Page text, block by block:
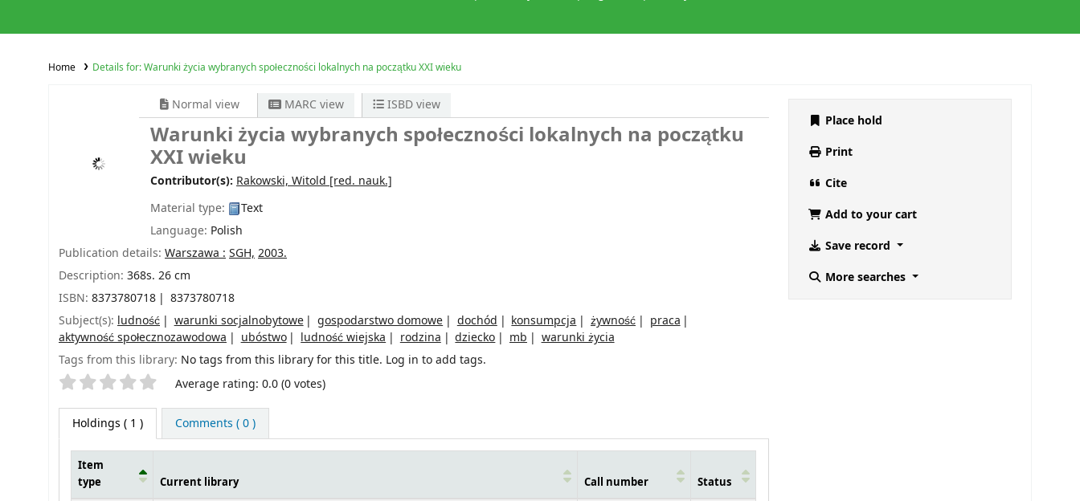
Home Details for:Warunki życia wybranych społeczności lokalnych na początku XXI wieku
Normal view MARC view ISBD view
Warunki życia wybranych społeczności lokalnych na początku
XXI wieku
Contributor(s): Rakowski, Witold [red. nauk.]
Material type:
Text
Language: Polish
Publication details: Warszawa : SGH, 2003.
Description: 368s. 26 cm
ISBN: 8373780718
8373780718
Subject(s): ludność warunki socjalnobytowe gospodarstwo domowe dochód konsumpcja żywność
praca
aktywność społecznozawodowa
ubóstwo ludność wiejska rodzina dziecko mb
warunki życia
Tags from this library: No tags from this library for this title. Log in to add tags.
Star ratings Average rating: 0.0 (0 votes)
Holdings ( 1 ) Comments ( 0 )
Item
type
Current library Call number Status
Place hold
Print
Cite
Add to your cart
Save record
More searches